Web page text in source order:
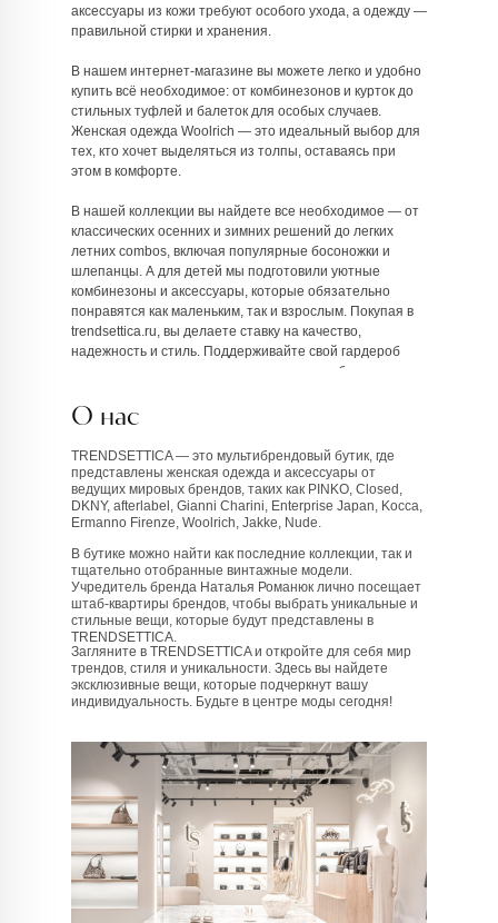
аксессуары из кожи требуют особого ухода, а одежду —
правильной стирки и хранения.
В нашем интернет-магазине вы можете легко и удобно
купить всё необходимое: от комбинезонов и курток до
стильных туфлей и балеток для особых случаев.
Женская одежда Woolrich — это идеальный выбор для
тех, кто хочет выделяться из толпы, оставаясь при
этом в комфорте.
В нашей коллекции вы найдете все необходимое — от
классических осенних и зимних решений до легких
летних combos, включая популярные босоножки и
шлепанцы. А для детей мы подготовили уютные
комбинезоны и аксессуары, которые обязательно
понравятся как маленьким, так и взрослым. Покупая в
trendsettica.ru, вы делаете ставку на качество,
надежность и стиль. Поддерживайте свой гардероб
актуальными вещами от лучших мировых брендов и
О нас
TRENDSETTICA — это мультибрендовый бутик, где
представлены женская одежда и аксессуары от
ведущих мировых брендов, таких как PINKO, Closed,
DKNY, afterlabel, Gianni Charini, Enterprise Japan, Kocca,
Ermanno Firenze, Woolrich, Jakke, Nude.
В бутике можно найти как последние коллекции, так и
тщательно отобранные винтажные модели.
Учредитель бренда Наталья Романюк лично посещает
штаб-квартиры брендов, чтобы выбрать уникальные и
стильные вещи, которые будут представлены в
TRENDSETTICA.
Загляните в TRENDSETTICA и откройте для себя мир
трендов, стиля и уникальности. Здесь вы найдете
эксклюзивные вещи, которые подчеркнут вашу
индивидуальность. Будьте в центре моды сегодня!